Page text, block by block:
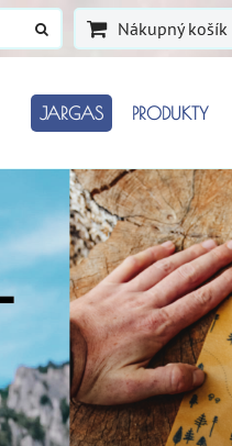
Nákupný košík
JARGAS PRODUKTY